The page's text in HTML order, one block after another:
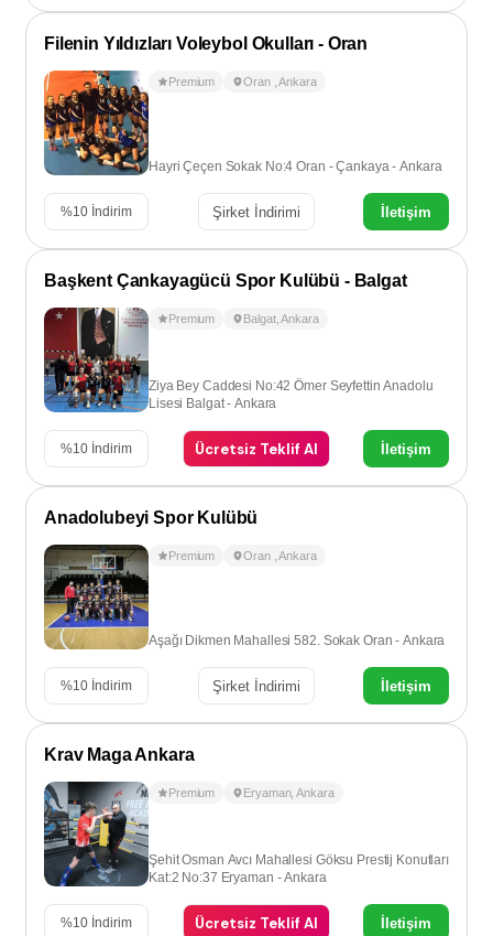
Filenin Yıldızları Voleybol Okulları - Oran
Premium Oran ,Ankara
Hayri Çeçen Sokak No:4 Oran - Çankaya - Ankara
%10 İndirim Şirket İndirimi İletişim
Başkent Çankayagücü Spor Kulübü - Balgat
Premium Balgat,Ankara
Ziya Bey Caddesi No:42 Ömer Seyfettin Anadolu
Lisesi Balgat - Ankara
%10 İndirim Ücretsiz Teklif Al İletişim
Anadolubeyi Spor Kulübü
Premium Oran ,Ankara
Aşağı Dikmen Mahallesi 582. Sokak Oran - Ankara
%10 İndirim Şirket İndirimi İletişim
Krav Maga Ankara
Premium Eryaman,Ankara
Şehit Osman Avcı Mahallesi Göksu Prestij Konutları
Kat:2 No:37 Eryaman - Ankara
%10 İndirim Ücretsiz Teklif Al İletişim